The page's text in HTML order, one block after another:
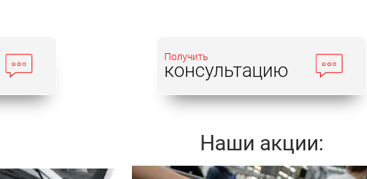
Получить
консультацию
Наши акции: